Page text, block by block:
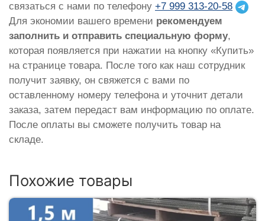
связаться с нами по телефону +7 999 313-20-58
Для экономии вашего времени рекомендуем
заполнить и отправить специальную форму,
которая появляется при нажатии на кнопку «Купить»
на странице товара. После того как наш сотрудник
получит заявку, он свяжется с вами по
оставленному номеру телефона и уточнит детали
заказа, затем передаст вам информацию по оплате.
После оплаты вы сможете получить товар на
складе.
Похожие товары